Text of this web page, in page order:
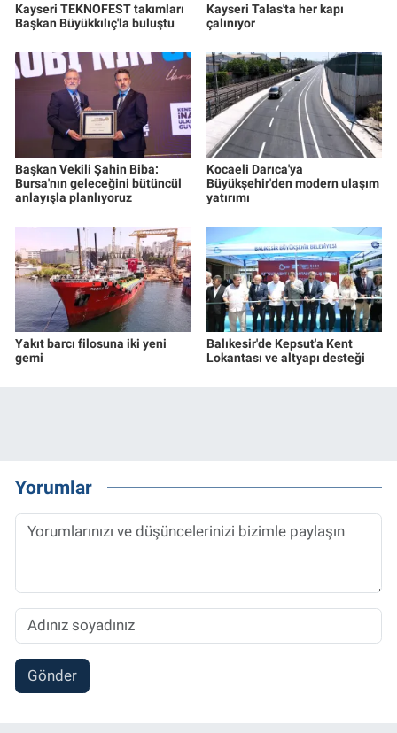
Kayseri TEKNOFEST takımları
Başkan Büyükkılıç'la buluştu
Kayseri Talas'ta her kapı
çalınıyor
Başkan Vekili Şahin Biba:
Bursa'nın geleceğini bütüncül
anlayışla planlıyoruz
Kocaeli Darıca'ya
Büyükşehir'den modern ulaşım
yatırımı
Yakıt barcı filosuna iki yeni
gemi
Balıkesir'de Kepsut'a Kent
Lokantası ve altyapı desteği
Yorumlar
Gönder